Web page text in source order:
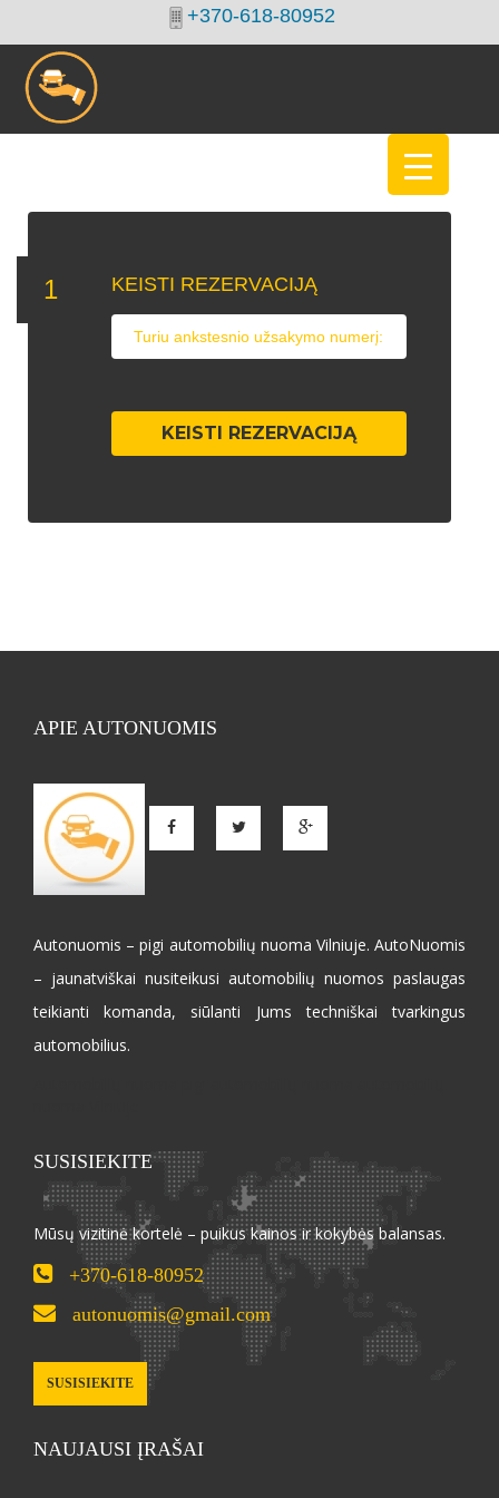
+370-618-80952
KEISTI REZERVACIJĄ
APIE AUTONUOMIS
Autonuomis – pigi automobilių nuoma Vilniuje. AutoNuomis
– jaunatviškai nusiteikusi automobilių nuomos paslaugas
teikianti komanda, siūlanti Jums techniškai tvarkingus
automobilius.
SUSISIEKITE
Mūsų vizitinė kortelė – puikus kainos ir kokybės balansas.
+370-618-80952
autonuomis@gmail.com
SUSISIEKITE
NAUJAUSI ĮRAŠAI